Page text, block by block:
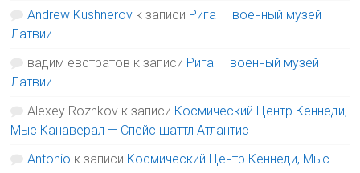
Andrew Kushnerov к записи Рига — военный музей
Латвии
вадим евстратов к записи Рига — военный музей
Латвии
Alexey Rozhkov к записи Космический Центр Кеннеди,
Мыс Канаверал — Спейс шаттл Атлантис
Antonio к записи Космический Центр Кеннеди, Мыс